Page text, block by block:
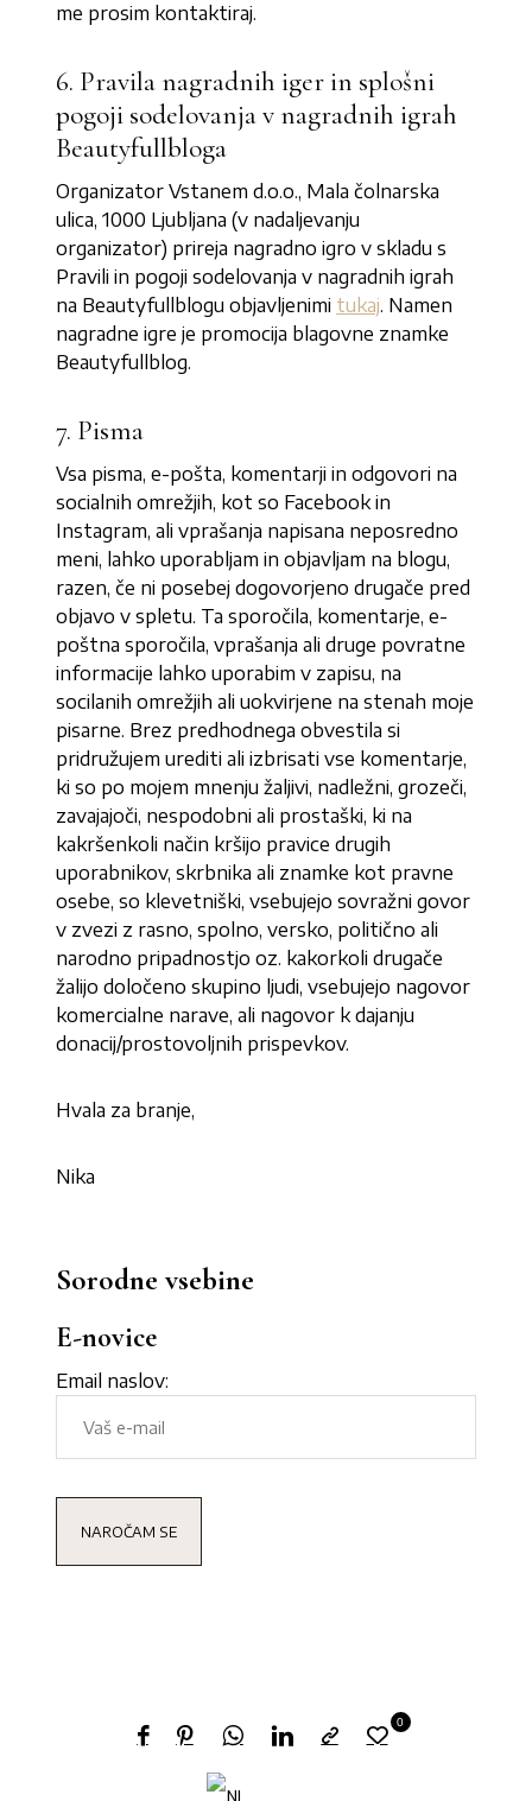
me prosim kontaktiraj.
6. Pravila nagradnih iger in splošni
pogoji sodelovanja v nagradnih igrah
Beautyfullbloga
Organizator Vstanem d.o.o., Mala čolnarska
ulica, 1000 Ljubljana (v nadaljevanju
organizator) prireja nagradno igro v skladu s
Pravili in pogoji sodelovanja v nagradnih igrah
na Beautyfullblogu objavljenimi tukaj. Namen
nagradne igre je promocija blagovne znamke
Beautyfullblog.
7. Pisma
Vsa pisma, e-pošta, komentarji in odgovori na
socialnih omrežjih, kot so Facebook in
Instagram, ali vprašanja napisana neposredno
meni, lahko uporabljam in objavljam na blogu,
razen, če ni posebej dogovorjeno drugače pred
objavo v spletu. Ta sporočila, komentarje, e-
poštna sporočila, vprašanja ali druge povratne
informacije lahko uporabim v zapisu, na
socilanih omrežjih ali uokvirjene na stenah moje
pisarne. Brez predhodnega obvestila si
pridružujem urediti ali izbrisati vse komentarje,
ki so po mojem mnenju žaljivi, nadležni, grozeči,
zavajajoči, nespodobni ali prostaški, ki na
kakršenkoli način kršijo pravice drugih
uporabnikov, skrbnika ali znamke kot pravne
osebe, so klevetniški, vsebujejo sovražni govor
v zvezi z rasno, spolno, versko, politično ali
narodno pripadnostjo oz. kakorkoli drugače
žalijo določeno skupino ljudi, vsebujejo nagovor
komercialne narave, ali nagovor k dajanju
donacij/prostovoljnih prispevkov.
Hvala za branje,
Nika
Sorodne vsebine
E-novice
Email naslov:
0